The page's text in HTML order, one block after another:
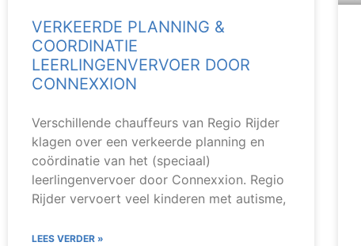
VERKEERDE PLANNING &
COORDINATIE
LEERLINGENVERVOER DOOR
CONNEXXION
Verschillende chauffeurs van Regio Rijder
klagen over een verkeerde planning en
coördinatie van het (speciaal)
leerlingenvervoer door Connexxion. Regio
Rijder vervoert veel kinderen met autisme,
LEES VERDER »